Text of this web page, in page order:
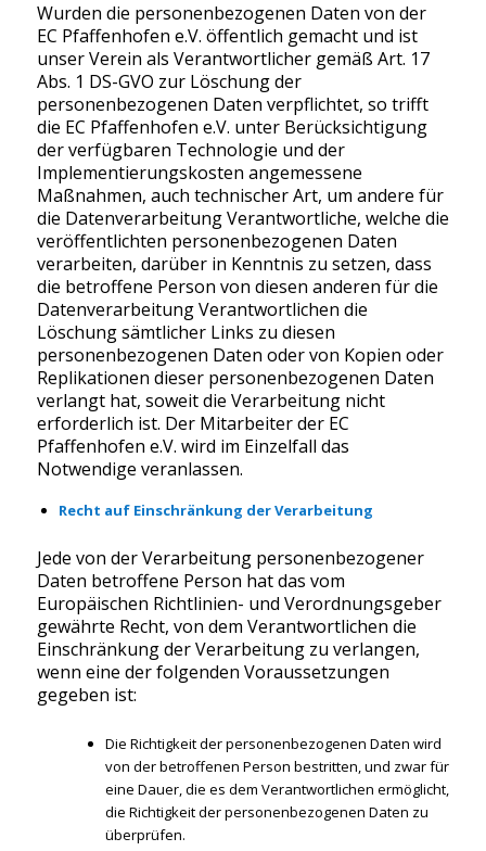
Wurden die personenbezogenen Daten von der
EC Pfaffenhofen e.V. öffentlich gemacht und ist
unser Verein als Verantwortlicher gemäß Art. 17
Abs. 1 DS-GVO zur Löschung der
personenbezogenen Daten verpflichtet, so trifft
die EC Pfaffenhofen e.V. unter Berücksichtigung
der verfügbaren Technologie und der
Implementierungskosten angemessene
Maßnahmen, auch technischer Art, um andere für
die Datenverarbeitung Verantwortliche, welche die
veröffentlichten personenbezogenen Daten
verarbeiten, darüber in Kenntnis zu setzen, dass
die betroffene Person von diesen anderen für die
Datenverarbeitung Verantwortlichen die
Löschung sämtlicher Links zu diesen
personenbezogenen Daten oder von Kopien oder
Replikationen dieser personenbezogenen Daten
verlangt hat, soweit die Verarbeitung nicht
erforderlich ist. Der Mitarbeiter der EC
Pfaffenhofen e.V. wird im Einzelfall das
Notwendige veranlassen.
Recht auf Einschränkung der Verarbeitung
Jede von der Verarbeitung personenbezogener
Daten betroffene Person hat das vom
Europäischen Richtlinien- und Verordnungsgeber
gewährte Recht, von dem Verantwortlichen die
Einschränkung der Verarbeitung zu verlangen,
wenn eine der folgenden Voraussetzungen
gegeben ist:
Die Richtigkeit der personenbezogenen Daten wird
von der betroffenen Person bestritten, und zwar für
eine Dauer, die es dem Verantwortlichen ermöglicht,
die Richtigkeit der personenbezogenen Daten zu
überprüfen.